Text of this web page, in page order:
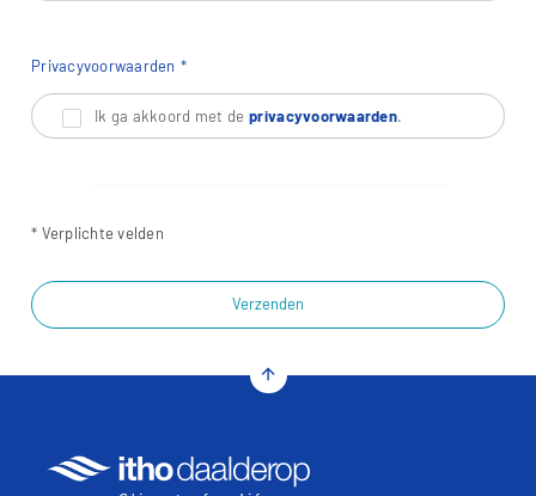
Privacyvoorwaarden
Ik ga akkoord met de privacyvoorwaarden.
* Verplichte velden
Verzenden
arrow_upward